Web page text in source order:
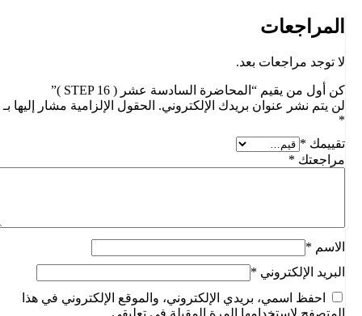
المراجعات
لا توجد مراجعات بعد.
كن أول من يقيم “المحاضرة السادسة عشر ( STEP 16 )”
لن يتم نشر عنوان بريدك الإلكتروني. الحقول الإلزامية مشار إليها بـ
تقييمك*
مراجعتك*
الاسم*
البريد الإلكتروني*
احفظ اسمي، بريدي الإلكتروني، والموقع الإلكتروني في هذا
المتصفح لاستخدامها المرة المقبلة في تعليقي.